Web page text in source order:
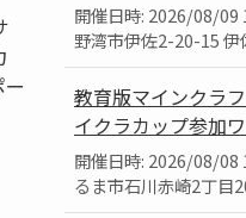
開催日時: 2026/08/09
野湾市伊佐2-20-15
教育版マインクラ
イクラカップ参加
開催日時: 2026/08/08
るま市石川赤崎2丁